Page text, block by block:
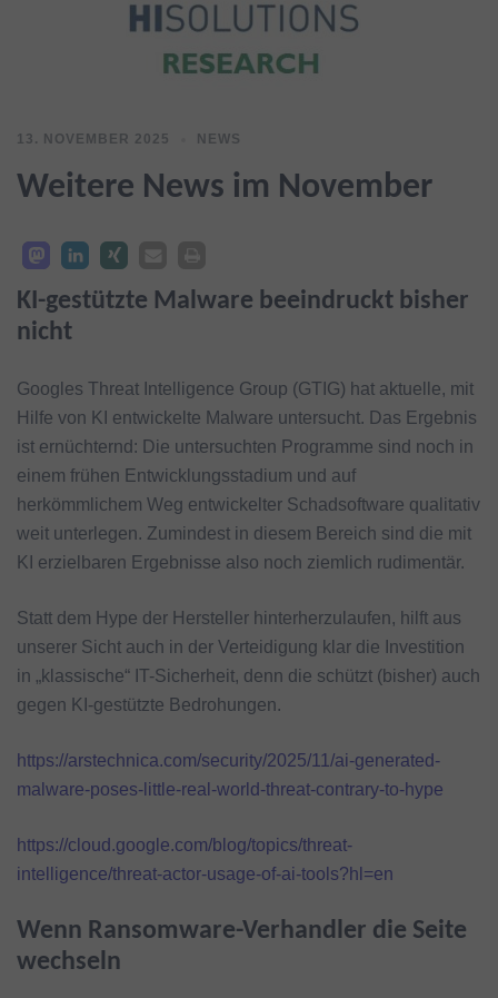
13. NOVEMBER 2025 NEWS
Weitere News im November
KI-gestützte Malware beeindruckt bisher
nicht
Googles Threat Intelligence Group (GTIG) hat aktuelle, mit
Hilfe von KI entwickelte Malware untersucht. Das Ergebnis
ist ernüchternd: Die untersuchten Programme sind noch in
einem frühen Entwicklungsstadium und auf
herkömmlichem Weg entwickelter Schadsoftware qualitativ
weit unterlegen. Zumindest in diesem Bereich sind die mit
KI erzielbaren Ergebnisse also noch ziemlich rudimentär.
Statt dem Hype der Hersteller hinterherzulaufen, hilft aus
unserer Sicht auch in der Verteidigung klar die Investition
in „klassische“ IT-Sicherheit, denn die schützt (bisher) auch
gegen KI-gestützte Bedrohungen.
https://arstechnica.com/security/2025/11/ai-generated-
malware-poses-little-real-world-threat-contrary-to-hype
https://cloud.google.com/blog/topics/threat-
intelligence/threat-actor-usage-of-ai-tools?hl=en
Wenn Ransomware-Verhandler die Seite
wechseln